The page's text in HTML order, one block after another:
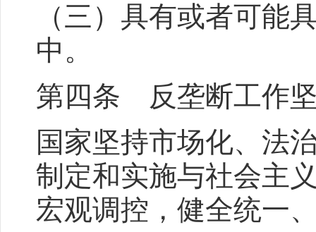
（三）具有或者可能
中。
第四条 反垄断工作
国家坚持市场化、法
制定和实施与社会主
宏观调控，健全统一